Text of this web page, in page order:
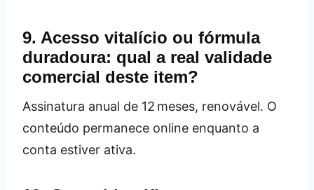
9. Acesso vitalício ou fórmula
duradoura: qual a real validade
comercial deste item?
Assinatura anual de 12 meses, renovável. O
conteúdo permanece online enquanto a
conta estiver ativa.